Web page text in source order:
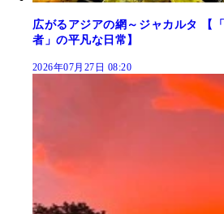
広がるアジアの網～ジャカルタ 【
者」の平凡な日常】
2026年07月27日 08:20